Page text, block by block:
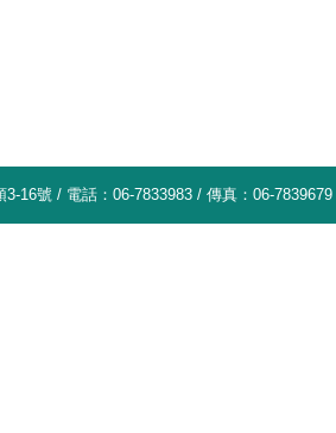
16號 / 電話：06-7833983 / 傳真：06-7839679